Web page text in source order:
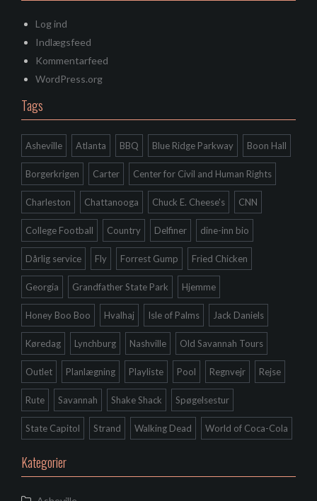
Log ind
Indlægsfeed
Kommentarfeed
WordPress.org
Tags
Asheville Atlanta BBQ Blue Ridge Parkway Boon Hall
Borgerkrigen Carter Center for Civil and Human Rights
Charleston Chattanooga Chuck E. Cheese's CNN
College Football Country Delfiner dine-inn bio
Dårlig service Fly Forrest Gump Fried Chicken
Georgia Grandfather State Park Hjemme
Honey Boo Boo Hvalhaj Isle of Palms Jack Daniels
Køredag Lynchburg Nashville Old Savannah Tours
Outlet Planlægning Playliste Pool Regnvejr Rejse
Rute Savannah Shake Shack Spøgelsestur
State Capitol Strand Walking Dead World of Coca-Cola
Kategorier